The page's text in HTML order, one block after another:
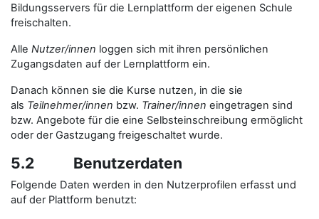
Bildungsservers für die Lernplattform der eigenen Schule
freischalten.
Alle Nutzer/innen loggen sich mit ihren persönlichen
Zugangsdaten auf der Lernplattform ein.
Danach können sie die Kurse nutzen, in die sie
als Teilnehmer/innen bzw. Trainer/innen eingetragen sind
bzw. Angebote für die eine Selbsteinschreibung ermöglicht
oder der Gastzugang freigeschaltet wurde.
5.2 Benutzerdaten
Folgende Daten werden in den Nutzerprofilen erfasst und
auf der Plattform benutzt: